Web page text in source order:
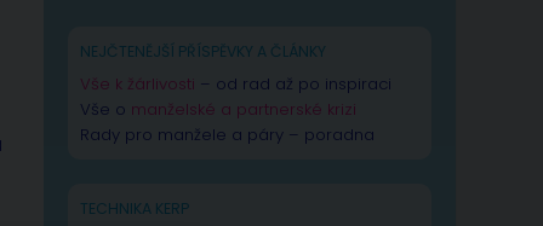
NEJČTENĚJŠÍ PŘÍSPĚVKY A ČLÁNKY
Vše k žárlivosti – od rad až po inspiraci
Vše o manželské a partnerské krizi
Rady pro manžele a páry – poradna
TECHNIKA KERP